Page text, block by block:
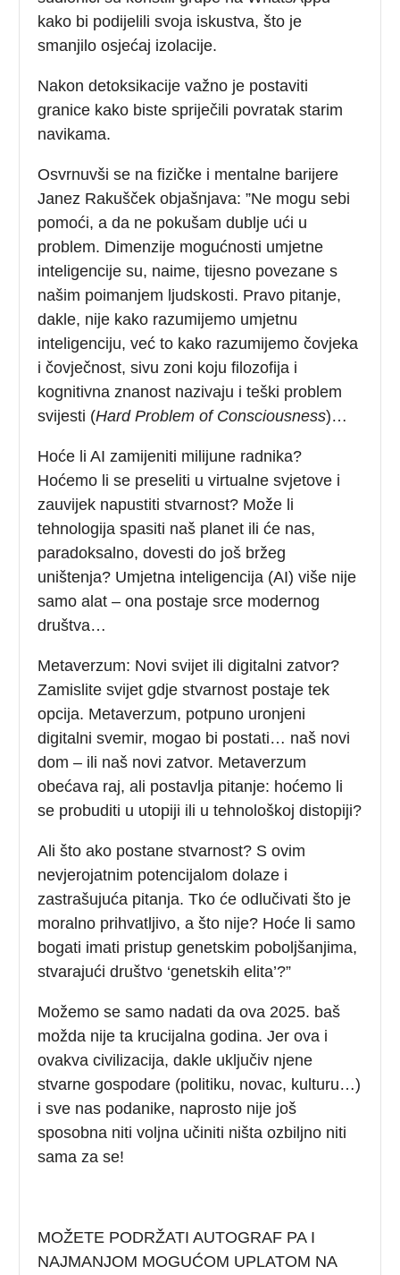
kako bi podijelili svoja iskustva, što je
smanjilo osjećaj izolacije.
Nakon detoksikacije važno je postaviti
granice kako biste spriječili povratak starim
navikama.
Osvrnuvši se na fizičke i mentalne barijere
Janez Rakušček objašnjava: ”Ne mogu sebi
pomoći, a da ne pokušam dublje ući u
problem. Dimenzije mogućnosti umjetne
inteligencije su, naime, tijesno povezane s
našim poimanjem ljudskosti. Pravo pitanje,
dakle, nije kako razumijemo umjetnu
inteligenciju, već to kako razumijemo čovjeka
i čovječnost, sivu zoni koju filozofija i
kognitivna znanost nazivaju i teški problem
svijesti (Hard Problem of Consciousness)…
Hoće li AI zamijeniti milijune radnika?
Hoćemo li se preseliti u virtualne svjetove i
zauvijek napustiti stvarnost? Može li
tehnologija spasiti naš planet ili će nas,
paradoksalno, dovesti do još bržeg
uništenja? Umjetna inteligencija (AI) više nije
samo alat – ona postaje srce modernog
društva…
Metaverzum: Novi svijet ili digitalni zatvor?
Zamislite svijet gdje stvarnost postaje tek
opcija. Metaverzum, potpuno uronjeni
digitalni svemir, mogao bi postati… naš novi
dom – ili naš novi zatvor. Metaverzum
obećava raj, ali postavlja pitanje: hoćemo li
se probuditi u utopiji ili u tehnološkoj distopiji?
Ali što ako postane stvarnost? S ovim
nevjerojatnim potencijalom dolaze i
zastrašujuća pitanja. Tko će odlučivati što je
moralno prihvatljivo, a što nije? Hoće li samo
bogati imati pristup genetskim poboljšanjima,
stvarajući društvo ‘genetskih elita’?”
Možemo se samo nadati da ova 2025. baš
možda nije ta krucijalna godina. Jer ova i
ovakva civilizacija, dakle uključiv njene
stvarne gospodare (politiku, novac, kulturu…)
i sve nas podanike, naprosto nije još
sposobna niti voljna učiniti ništa ozbiljno niti
sama za se!
MOŽETE PODRŽATI AUTOGRAF PA I
NAJMANJOM MOGUĆOM UPLATOM NA